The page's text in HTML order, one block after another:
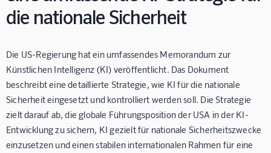
die nationale Sicherheit
Die US-Regierung hat ein umfassendes Memorandum zur
Künstlichen Intelligenz (KI) veröffentlicht. Das Dokument
beschreibt eine detaillierte Strategie, wie KI für die nationale
Sicherheit eingesetzt und kontrolliert werden soll. Die Strategie
zielt darauf ab, die globale Führungsposition der USA in der KI-
Entwicklung zu sichern, KI gezielt für nationale Sicherheitszwecke
einzusetzen und einen stabilen internationalen Rahmen für eine